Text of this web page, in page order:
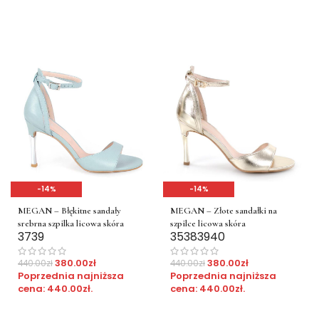
-14%
MEGAN – Błękitne sandały
srebrna szpilka licowa skóra
3739
440.00zł380.00zł
Poprzednia najniższa
cena: 440.00zł.
-14%
MEGAN – Złote sandałki na
szpilce licowa skóra
35383940
440.00zł380.00zł
Poprzednia najniższa
cena: 440.00zł.